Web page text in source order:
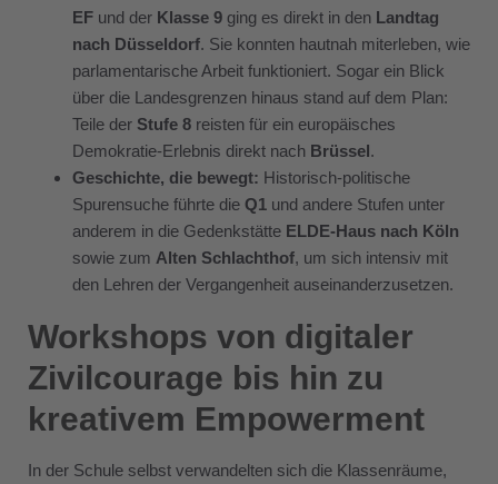
EF und der Klasse 9 ging es direkt in den Landtag
nach Düsseldorf. Sie konnten hautnah miterleben, wie
parlamentarische Arbeit funktioniert. Sogar ein Blick
über die Landesgrenzen hinaus stand auf dem Plan:
Teile der Stufe 8 reisten für ein europäisches
Demokratie-Erlebnis direkt nach Brüssel.
Geschichte, die bewegt: Historisch-politische
Spurensuche führte die Q1 und andere Stufen unter
anderem in die Gedenkstätte ELDE-Haus nach Köln
sowie zum Alten Schlachthof, um sich intensiv mit
den Lehren der Vergangenheit auseinanderzusetzen.
Workshops von digitaler
Zivilcourage bis hin zu
kreativem Empowerment
In der Schule selbst verwandelten sich die Klassenräume,